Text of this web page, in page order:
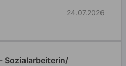
24.07.2026
Sozialarbeiterin/